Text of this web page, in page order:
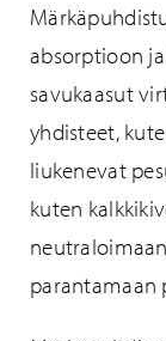
absorptioon
savukaasut
yhdisteet,
liukenevat
kuten
parantamaan